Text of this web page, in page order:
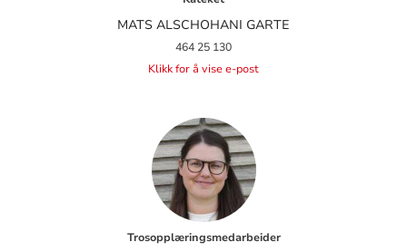
MATS ALSCHOHANI GARTE
464 25 130
Klikk for å vise e-post
Trosopplæringsmedarbeider